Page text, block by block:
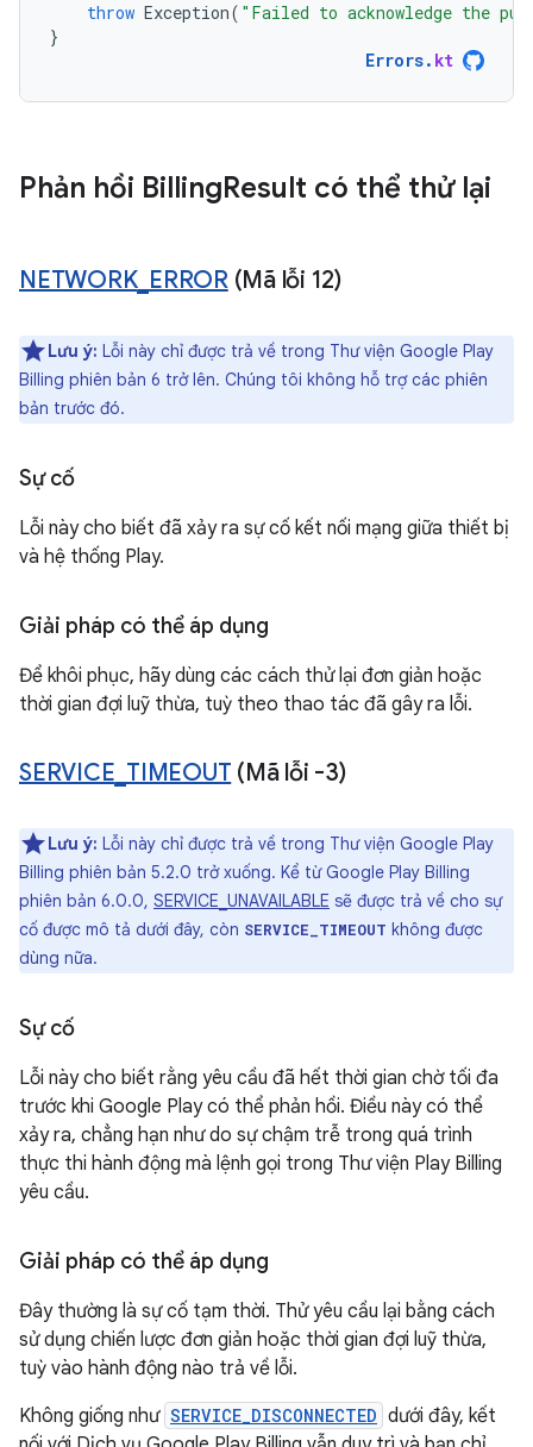
throw Exception( "Failed to acknowledge the
}
Errors. kt
Phản hồi BillingResult có thể thử lại
NETWORK_ ERROR(Mã lỗi 12)
Lưu ý: Lỗi này chỉ được trả về trong Thư viện Google Play
Billing phiên bản 6 trở lên. Chúng tôi không hỗ trợ các phiên
bản trước đó.
Sự cố
Lỗi này cho biết đã xảy ra sự cố kết nối mạng giữa thiết bị
và hệ thống Play.
Giải pháp có thể áp dụng
Để khôi phục, hãy dùng các cách thử lại đơn giản hoặc
thời gian đợi luỹ thừa, tuỳ theo thao tác đã gây ra lỗi.
SERVICE TIMEOUT (Mã lỗi -3)
Lưu ý: Lỗi này chỉ được trả về trong Thư viện Google Play
Billing phiên bản 5.2.0 trở xuống. Kể từ Google Play Billing
phiên bản 6.0.0, SERVICE_UNAVAILABLE sẽ được trả về cho sự
cố được mô tả dưới đây, còn SERVICE_TIMEOUT không được
dùng nữa.
Sự cố
Lỗi này cho biết rằng yêu cầu đã hết thời gian chờ tối đa
trước khi Google Play có thể phản hồi. Điều này có thể
xảy ra, chẳng hạn như do sự chậm trễ trong quá trình
thực thi hành động mà lệnh gọi trong Thư viện Play Billing
yêu cầu.
Giải pháp có thể áp dụng
Đây thường là sự cố tạm thời. Thử yêu cầu lại bằng cách
sử dụng chiến lược đơn giản hoặc thời gian đợi luỹ thừa,
tuỳ vào hành động nào trả về lỗi.
Không giống như SERVICE_DISCONNECTED dưới đây, kết